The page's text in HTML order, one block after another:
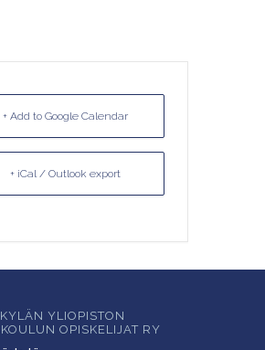
+ Add to Google Calendar
+ iCal / Outlook export
YLIOPISTON
OPISKELIJAT RY